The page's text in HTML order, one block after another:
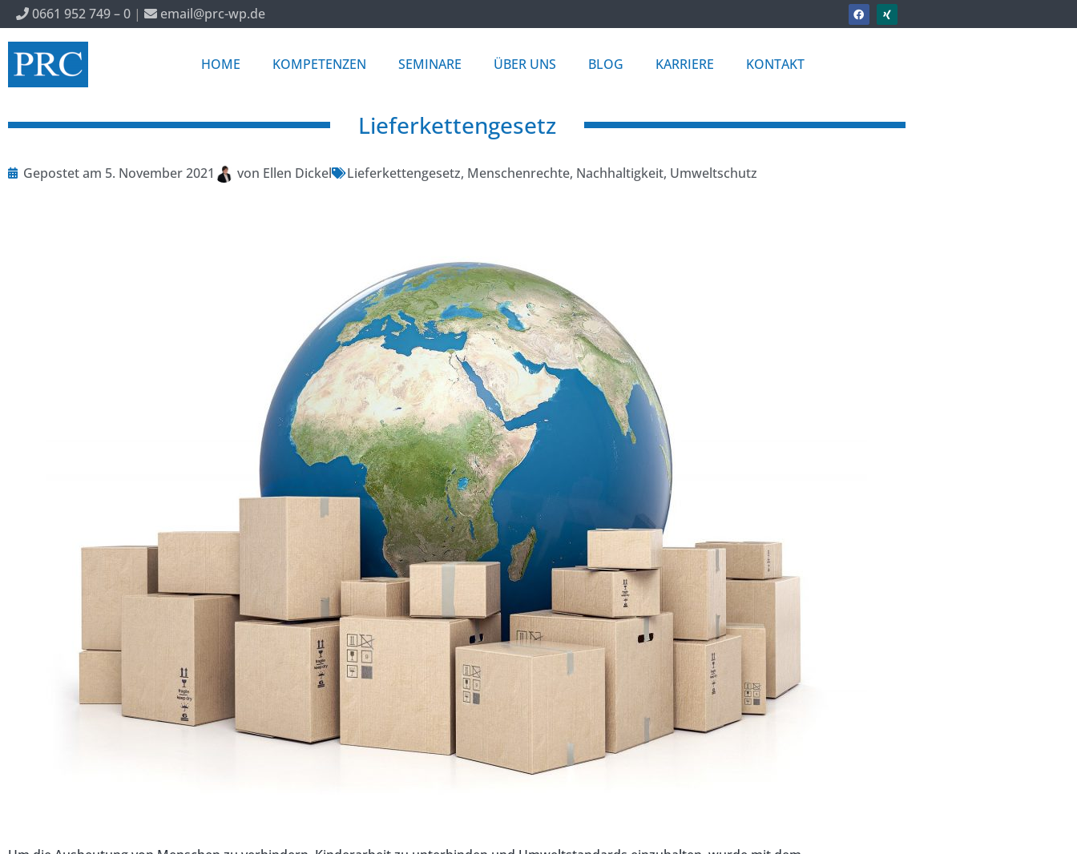
0661 952 749 – 0 | email@prc-wp.de
HOME KOMPETENZEN SEMINARE ÜBER UNS BLOG KARRIERE KONTAKT
Lieferkettengesetz
Gepostet am 5. November 2021 von Ellen Dickel Lieferkettengesetz, Menschenrechte, Nachhaltigkeit, Umweltschutz